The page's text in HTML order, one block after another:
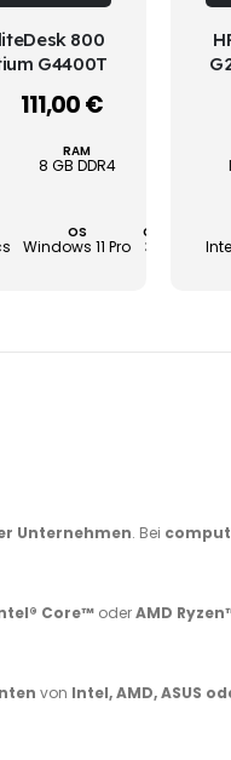
Optionen
der
800
G4400T
Ursprünglicher
Preis
119,00 €
111,00€Aktueller
111,00 €.
RAM
8 GB DDR4
OS
Windows 11 Pro
Garantie
3 Jahre
Unternehmen. Bei
Core™ oderAMD
von Intel, AMD, ASUS